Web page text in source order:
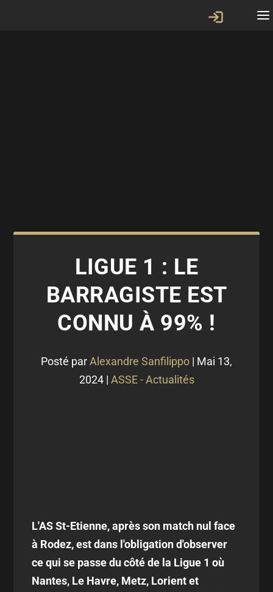
LIGUE 1 : LE
BARRAGISTE EST
CONNU À 99% !
Posté parAlexandre Sanfilippo | Mai 13,
2024| ASSE - Actualités
L'AS St-Etienne, après son match nul face
à Rodez, est dans l'obligation d'observer
ce qui se passe du côté de la Ligue 1 où
Nantes, Le Havre, Metz, Lorient et